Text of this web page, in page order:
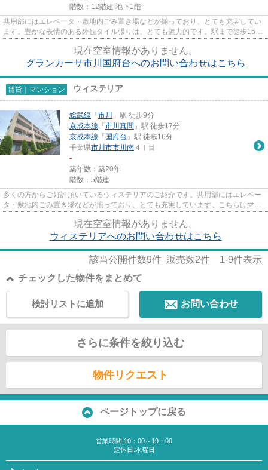
階数：12階建 地下1階
共用部にはエレベータ・敷地内ごみ置き場などが揃っており、とても充実してい
ます。豊かな表情のある外観タイル張りは、とても魅力的です。駅まで徒歩15分
現在空室情報がありません。
グランカーサ市川国府台へのお問い合わせはこちら
賃貸｜マンション ウィステリア
総武線 「 市川
」駅 徒歩9分
京成本線 「 市川真間 」駅 徒歩17分
京成本線 「 国府台 」駅 徒歩16分
千葉県市川市市川南 ４丁目
-
築年数：築20年
階数：5階建
多くの方からご好評頂いているウィステリアのご紹介です。共用部にはエレベー
タ・敷地内ごみ置き場などが揃っており、とても充実しています。こちらはマン
現在空室情報がありません。
ウィステリアへのお問い合わせはこちら
該当公開件数9件 販売数2件 1-9件表示
チェックした物件をまとめて
お問い合わせ
検討リストに追加
さらに条件を絞り込む
物件リクエスト
ページトップに戻る
営業時間:10：00～19：00
定休日:水曜日